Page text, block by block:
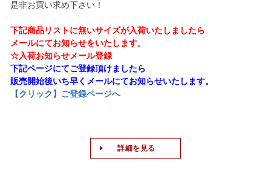
是非お買い求め下さい！
下記商品リストに無いサイズが入荷いたしましたら
メールにてお知らせをいたします。
☆入荷お知らせメール登録
下記ページにてご登録頂けましたら
販売開始後いち早くメールにてお知らせいたします。
【クリック】ご登録ページへ
詳細を見る